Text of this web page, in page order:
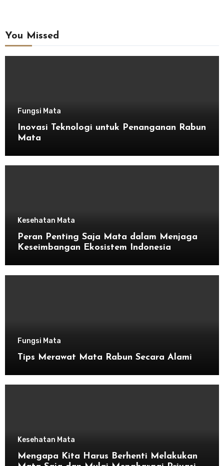
You Missed
Fungsi Mata
Inovasi Teknologi untuk Penanganan Rabun
Mata
Kesehatan Mata
Peran Penting Saja Mata dalam Menjaga
Keseimbangan Ekosistem Indonesia
Fungsi Mata
Tips Merawat Mata Rabun Secara Alami
Kesehatan Mata
Mengapa Kita Harus Berhenti Melakukan